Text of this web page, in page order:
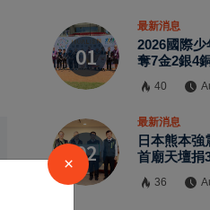
最新消息
2026國際
奪7金2銀4
40
最新消息
日本熊本
首廟天壇捐
36
×